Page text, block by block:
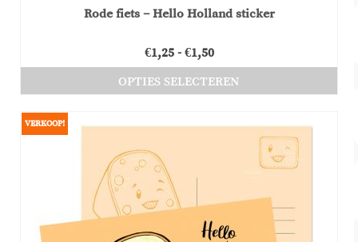
Rode fiets – Hello Holland sticker
€1,25 - €1,50Prijsklasse:
tot
OPTIES SELECTEREN
product
Deze
optie
VERKOOP!